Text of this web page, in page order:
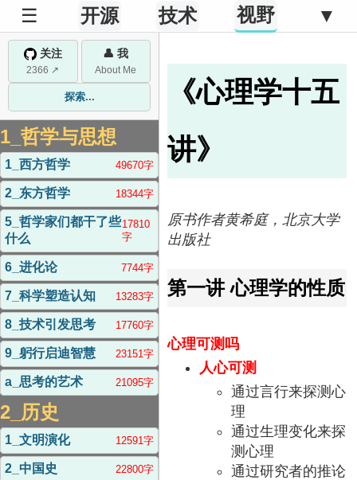
☰ 开源 技术 视野 ▼
关注
2366 ↗
👤 我
About Me
探索...
1_哲学与思想
1_西方哲学 49670字
2_东方哲学 18344字
5_哲学家们都干了些
什么
17810
字
6_进化论 7744字
7_科学塑造认知 13283字
8_技术引发思考 17760字
9_躬行启迪智慧 23151字
a_思考的艺术 21095字
2_历史
1_文明演化 12591字
2_中国史 22800字
《心理学十五
讲》
原书作者黄希庭，北京大学
出版社
第一讲 心理学的性质
心理可测吗
人心可测
通过言行来探测心
理
通过生理变化来探
测心理
通过研究者的推论